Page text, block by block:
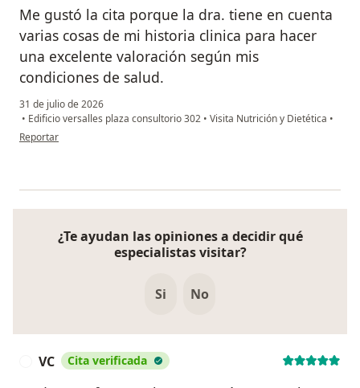
Me gustó la cita porque la dra. tiene en cuenta
varias cosas de mi historia clinica para hacer
una excelente valoración según mis
condiciones de salud.
31 de julio de 2026
• Edificio versalles plaza consultorio 302 • Visita Nutrición y Dietética •
en opinión del usuario Sayda
Reportar
¿Te ayudan las opiniones a decidir qué
especialistas visitar?
Si No
VC Cita verificada